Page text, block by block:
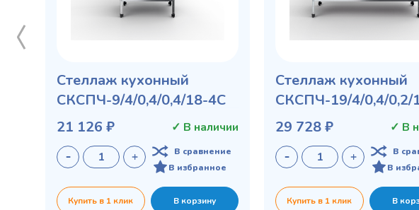
Стеллаж кухонный
СКСПЧ-9/4/0,4/0,4/18-4С
21 126 ₽
✓ В наличии
В сравнение
В избранное
Купить в 1 клик В корзину
Стеллаж кухонный
СКСПЧ-19/4/0,4/0,2/
29 728 ₽
✓ В
В
В
Купить в 1 клик В